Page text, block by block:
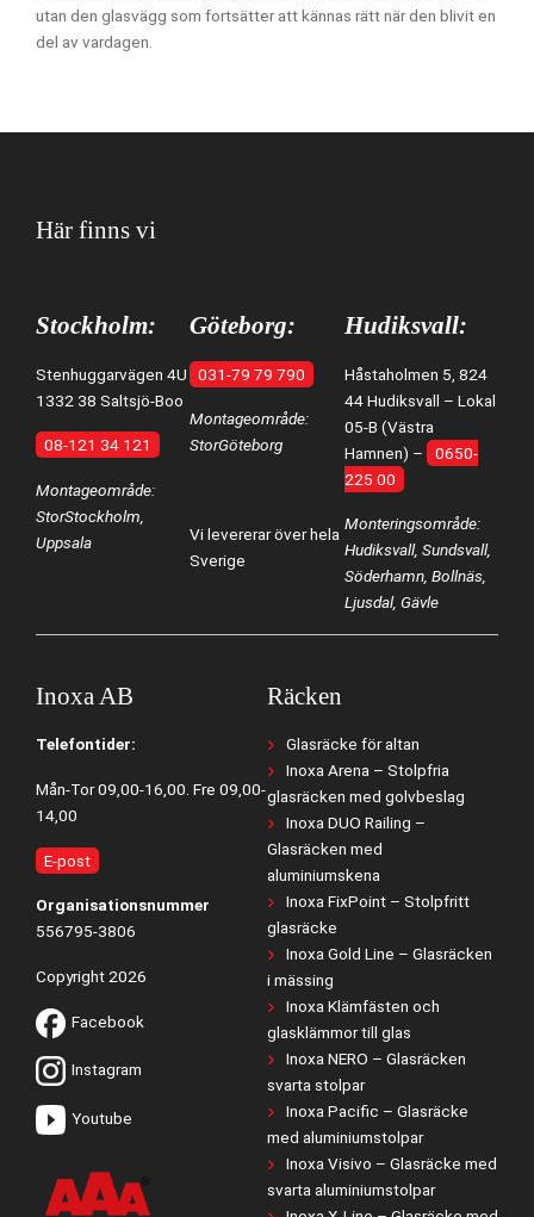
utan den glasvägg som fortsätter att kännas rätt när den blivit en
del av vardagen.
Här finns vi
Stockholm:
Stenhuggarvägen 4U
1332 38 Saltsjö-Boo
08-121 34 121
Montageområde:
StorStockholm,
Uppsala
Göteborg:
031-79 79 790
Montageområde:
StorGöteborg
Vi levererar över hela
Sverige
Hudiksvall:
Håstaholmen 5, 824
44 Hudiksvall – Lokal
05-B (Västra
Hamnen) –
0650-
225 00
Monteringsområde:
Hudiksvall, Sundsvall,
Söderhamn, Bollnäs,
Ljusdal, Gävle
Inoxa AB
Telefontider:
Mån-Tor 09,00-16,00. Fre 09,00-
14,00
E-post
Organisationsnummer
556795-3806
Copyright 2026
Facebook
Instagram
Youtube
Räcken
Glasräcke för altan
Inoxa Arena – Stolpfria
glasräcken med golvbeslag
Inoxa DUO Railing –
Glasräcken med
aluminiumskena
Inoxa FixPoint – Stolpfritt
glasräcke
Inoxa Gold Line – Glasräcken
i mässing
Inoxa Klämfästen och
glasklämmor till glas
Inoxa NERO – Glasräcken
svarta stolpar
Inoxa Pacific – Glasräcke
med aluminiumstolpar
Inoxa Visivo – Glasräcke med
svarta aluminiumstolpar